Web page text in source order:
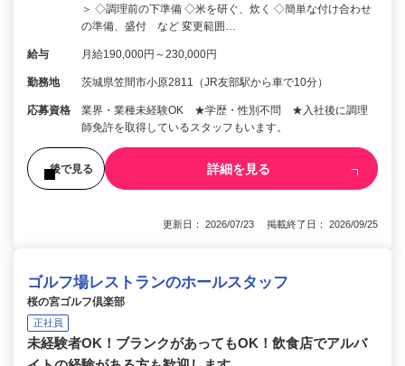
＞ ◇調理前の下準備 ◇米を研ぐ、炊く ◇簡単な付け合わせ
の準備、盛付 など 変更範囲…
給与 月給190,000円～230,000円
勤務地 茨城県笠間市小原2811（JR友部駅から車で10分）
応募資格
業界・業種未経験OK ★学歴・性別不問 ★入社後に調理
師免許を取得しているスタッフもいます。
後で見る 詳細を見る
更新日： 2026/07/23 掲載終了日： 2026/09/25
ゴルフ場レストランのホールスタッフ
桜の宮ゴルフ倶楽部
正社員
未経験者OK！ブランクがあってもOK！飲食店でアルバ